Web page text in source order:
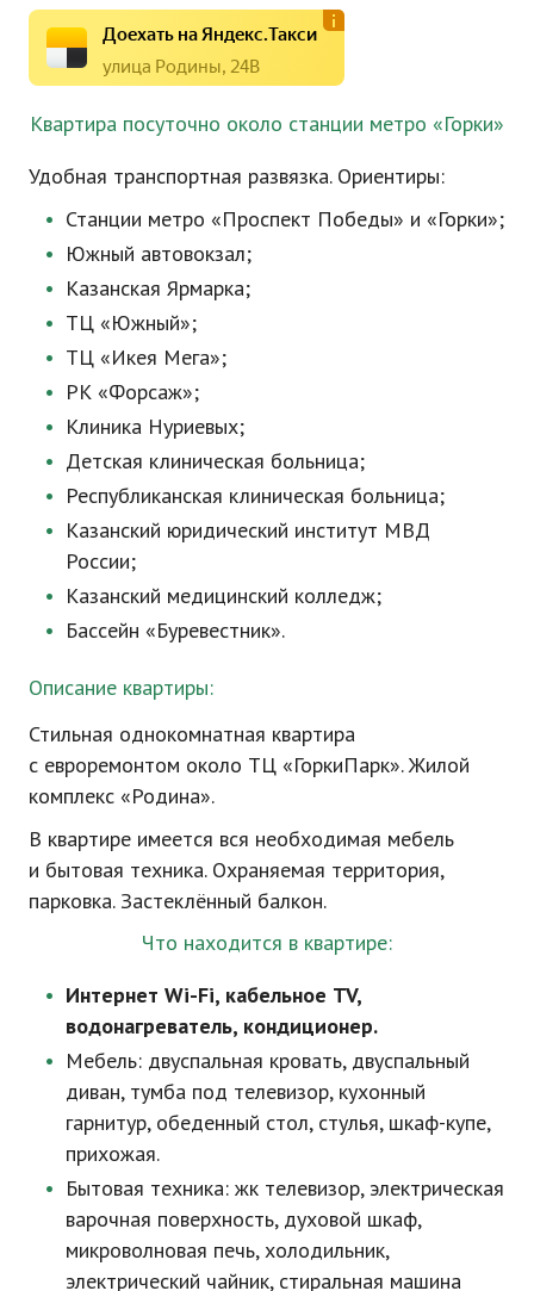
Доехать на Яндекс.Такси
улица Родины, 24В
Квартира посуточно около станции метро «Горки»
Удобная транспортная развязка. Ориентиры:
Станции метро «Проспект Победы» и «Горки»;
Южный автовокзал;
Казанская Ярмарка;
ТЦ «Южный»;
ТЦ «Икея Мега»;
РК «Форсаж»;
Клиника Нуриевых;
Детская клиническая больница;
Республиканская клиническая больница;
Казанский юридический институт МВД
России;
Казанский медицинский колледж;
Бассейн «Буревестник».
Описание квартиры:
Стильная однокомнатная квартира
с евроремонтом около ТЦ «ГоркиПарк». Жилой
комплекс «Родина».
В квартире имеется вся необходимая мебель
и бытовая техника. Охраняемая территория,
парковка. Застеклённый балкон.
Что находится в квартире:
Интернет Wi-Fi, кабельное TV,
водонагреватель, кондиционер.
Мебель: двуспальная кровать, двуспальный
диван, тумба под телевизор, кухонный
гарнитур, обеденный стол, стулья, шкаф-купе,
прихожая.
Бытовая техника: жк телевизор, электрическая
варочная поверхность, духовой шкаф,
микроволновая печь, холодильник,
электрический чайник, стиральная машина